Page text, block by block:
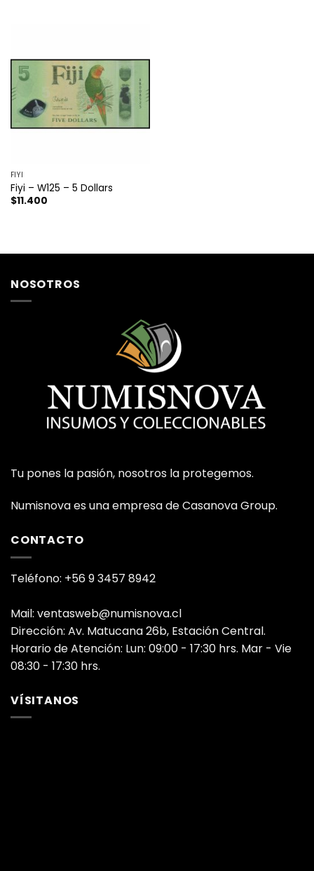
FIYI
Fiyi – W125 – 5 Dollars
$11.400
NOSOTROS
Tu pones la pasión, nosotros la protegemos.
Numisnova es una empresa de Casanova Group.
CONTACTO
Teléfono: +56 9 3457 8942
Mail: ventasweb@numisnova.cl
Dirección: Av. Matucana 26b, Estación Central.
Horario de Atención: Lun: 09:00 - 17:30 hrs. Mar - Vie
08:30 - 17:30 hrs.
VÍSITANOS